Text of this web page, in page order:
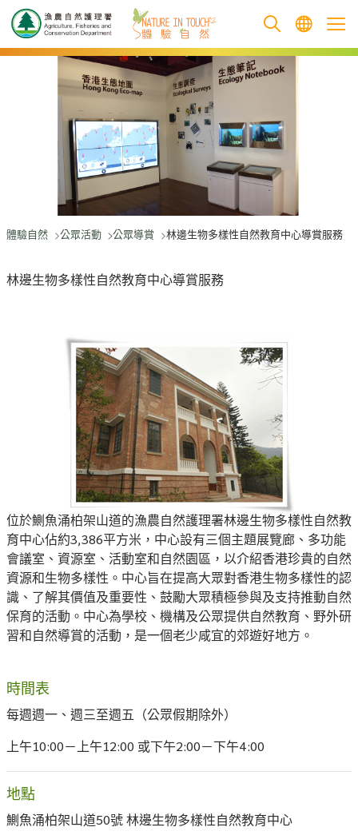
跳至主要內容
體驗自然 公眾活動 公眾導賞 林邊生物多樣性自然教育中心導賞服務
林邊生物多樣性自然教育中心導賞服務
位於鰂魚涌柏架山道的漁農自然護理署林邊生物多樣性自然教
育中心佔約3,386平方米，中心設有三個主題展覽廊、多功能
會議室、資源室、活動室和自然園區，以介紹香港珍貴的自然
資源和生物多樣性。中心旨在提高大眾對香港生物多樣性的認
識、了解其價值及重要性、鼓勵大眾積極參與及支持推動自然
保育的活動。中心為學校、機構及公眾提供自然教育、野外研
習和自然導賞的活動，是一個老少咸宜的郊遊好地方。
時間表
每週週一、週三至週五（公眾假期除外）
上午10:00－上午12:00 或下午2:00－下午4:00
地點
鰂魚涌柏架山道50號 林邊生物多樣性自然教育中心